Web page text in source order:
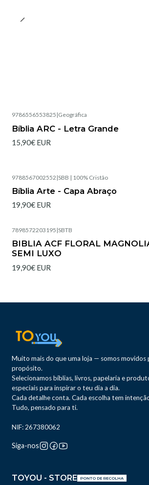
9786556553825 |Geográfica
Bíblia ARC - Letra Grande
15,90€ EUR
9788567002552 |SBB | 100% Cristão
Bíblia Arte - Capa Abraço
19,90€ EUR
7898572203195 |SBTB
BIBLIA ACF FLORAL
SEMI LUXO
19,90€ EUR
Muito mais do que uma loja — somos movidos
propósito.
Selecionamos bíblias, livros, papelaria e
especiais para inspirar o teu dia a dia.
Cada detalhe conta. Cada escolha tem
Tudo, pensado para ti.
NIF: 267380062
Siga-nos
TOYOU - STORE PONTO DE RECOLHA